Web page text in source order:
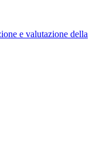
e valutazione della